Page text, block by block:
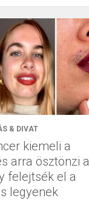
& DIVAT
kiemeli a
arra ösztönzi a
felejtsék el a
legyenek